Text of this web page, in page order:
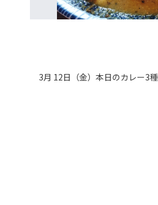
3月 12日（金）本日のカレー3種